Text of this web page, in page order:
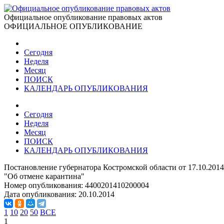
Официальное опубликование правовых актов
ОФИЦИАЛЬНОЕ ОПУБЛИКОВАНИЕ
Сегодня
Неделя
Месяц
ПОИСК
КАЛЕНДАРЬ ОПУБЛИКОВАНИЯ
Сегодня
Неделя
Месяц
ПОИСК
КАЛЕНДАРЬ ОПУБЛИКОВАНИЯ
Постановление губернатора Костромской области от
"Об отмене карантина"
Номер опубликования: 4400201410200004
Дата опубликования: 20.10.2014
1 10 20 50 ВСЕ
1